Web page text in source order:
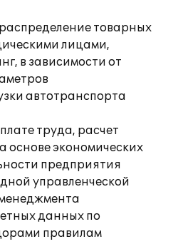
товарных
лицами,
в зависимости от
автотранспорта
труда, расчет
основе экономических
предприятия
управленческой
данных по
правилам